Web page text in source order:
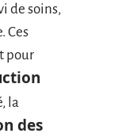
de soins,
Ces
pour
la
des